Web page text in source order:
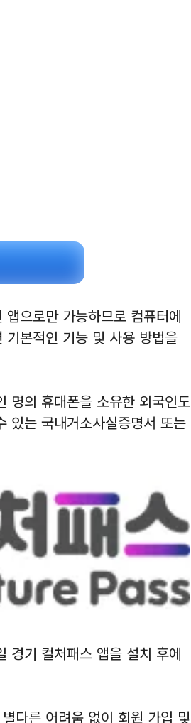
으로만 가능하므로 컴퓨터에
본적인 기능 및 사용 방법을
명의 휴대폰을 소유한 외국인도
있는 국내거소사실증명서 또는
경기 컬처패스 앱을 설치 후에
다른 어려움 없이 회원 가입 및